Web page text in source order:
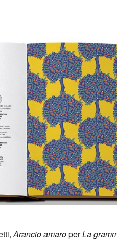
Arancio amaroperLa